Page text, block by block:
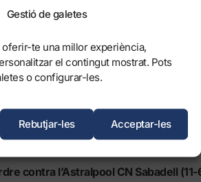
Gestió de galetes
te una millor experiència,
el contingut mostrat. Pots
o configurar-les.
Acceptar-les
Rebutjar-les
2-2, 3-2), (3-3, 4-3, 5-3, 5-4, 6-4, 6-
contra l’Astralpool CN Sabadell